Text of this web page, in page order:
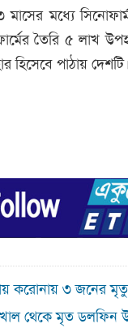
মাসের মধ্যে
তৈরি ৫ লাখ
হিসেবে পাঠায়
করোনায় ৩ জনের
থেকে মৃত ডলফিন